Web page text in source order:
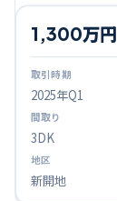
2025年Q1
1,300万円
3DK
新開地